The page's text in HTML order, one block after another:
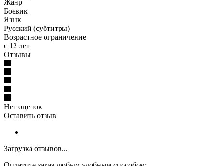
Жанр
Боевик
Язык
Русский (субтитры)
Возрастное ограничение
с 12 лет
Отзывы
Нет оценок
Оставить отзыв
Загрузка отзывов...